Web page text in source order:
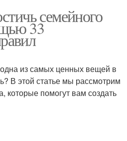
семейного
33
из самых ценных вещей в
В этой статье мы рассмотрим
которые помогут вам создать